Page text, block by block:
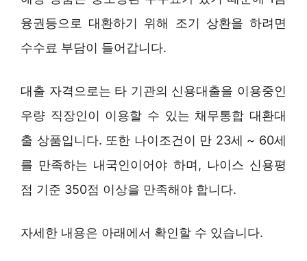
융권등으로 대환하기 위해 조기 상환을 하려면
수수료 부담이 들어갑니다.
대출 자격으로는 타 기관의 신용대출을 이용중인
우량 직장인이 이용할 수 있는 채무통합 대환대
출 상품입니다. 또한 나이조건이 만 23세 ~ 60세
를 만족하는 내국인이어야 하며, 나이스 신용평
점 기준 350점 이상을 만족해야 합니다.
자세한 내용은 아래에서 확인할 수 있습니다.